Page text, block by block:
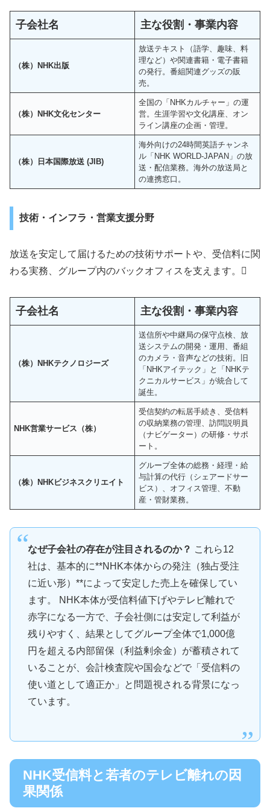
子会社名 主な役割・事業内容
（株）NHK出版
放送テキスト（語学、趣味、料
理など）や関連書籍・電子書籍
の発行。番組関連グッズの販
売。
（株）NHK文化センター
全国の「NHKカルチャー」の運
営。生涯学習や文化講座、オン
ライン講座の企画・管理。
（株）日本国際放送 (JIB)
海外向けの24時間英語チャンネ
ル「NHK WORLD-JAPAN」の放
送・配信業務。海外の放送局と
の連携窓口。
技術・インフラ・営業支援分野
放送を安定して届けるための技術サポートや、受信料に関
わる実務、グループ内のバックオフィスを支えます。

子会社名 主な役割・事業内容
（株）NHKテクノロジーズ
送信所や中継局の保守点検、放
送システムの開発・運用、番組
のカメラ・音声などの技術。旧
「NHKアイテック」と「NHKテ
クニカルサービス」が統合して
誕生。
NHK営業サービス（株）
受信契約の転居手続き、受信料
の収納業務の管理、訪問説明員
（ナビゲーター）の研修・サポ
ート。
（株）NHKビジネスクリエイト
グループ全体の総務・経理・給
与計算の代行（シェアードサー
ビス）、オフィス管理、不動
産・管財業務。
なぜ子会社の存在が注目されるのか？ これら12
社は、基本的に**NHK本体からの発注（独占受注
に近い形）**によって安定した売上を確保してい
ます。 NHK本体が受信料値下げやテレビ離れで
赤字になる一方で、子会社側には安定して利益が
残りやすく、結果としてグループ全体で1,000億
円を超える内部留保（利益剰余金）が蓄積されて
いることが、会計検査院や国会などで「受信料の
使い道として適正か」と問題視される背景になっ
ています。
NHK受信料と若者のテレビ離れの因
果関係